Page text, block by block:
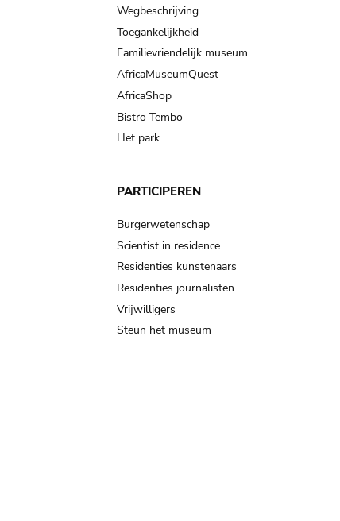
Wegbeschrijving
Toegankelijkheid
Familievriendelijk museum
AfricaMuseumQuest
AfricaShop
Bistro Tembo
Het park
PARTICIPEREN
Burgerwetenschap
Scientist in residence
Residenties kunstenaars
Residenties journalisten
Vrijwilligers
Steun het museum